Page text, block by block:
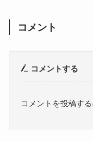
コメント
コメントする
コメントを投稿す